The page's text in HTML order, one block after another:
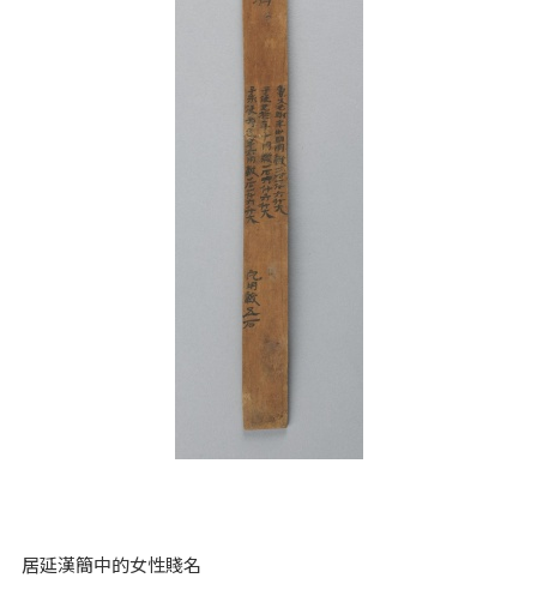
居延漢簡中的女性賤名